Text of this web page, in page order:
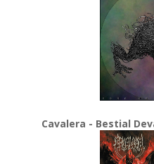
Cavalera - Bestial